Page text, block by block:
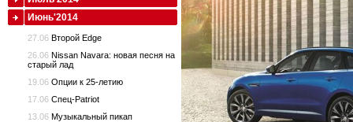
Июнь'2014
27.06 Второй Edge
26.06 Nissan Navara: новая песня на
старый лад
19.06 Опции к 25-летию
17.06 Спец-Patriot
13.06 Музыкальный пикап